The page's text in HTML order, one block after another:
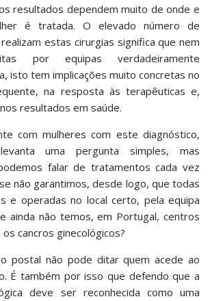
resultados dependem muito de onde e
é tratada. O elevado número de
estas cirurgias significa que nem
por equipas verdadeiramente
isto tem implicações muito concretas no
na resposta às terapêuticas e,
resultados em saúde.
com mulheres com este diagnóstico,
uma pergunta simples, mas
falar de tratamentos cada vez
não garantimos, desde logo, que todas
e operadas no local certo, pela equipa
ainda não temos, em Portugal, centros
cancros ginecológicos?
postal não pode ditar quem acede ao
É também por isso que defendo que a
deve ser reconhecida como uma